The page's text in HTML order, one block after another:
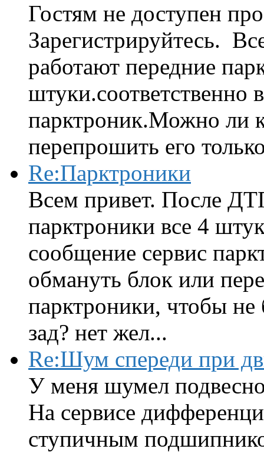
Гостям не доступен
Зарегистрируйтесь.
работают передние
штуки.соответственно
парктроник.Можно ли
перепрошить его
Re:Парктроники
Всем привет. После
парктроники все 4
сообщение сервис
обмануть блок или
парктроники, чтобы
зад? нет жел...
Re:Шум спереди при
У меня шумел
На сервисе
ступичным